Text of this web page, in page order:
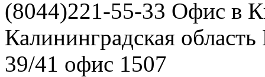
(8044)221-55-33 Офис в
Калининградская область
39/41 офис 1507